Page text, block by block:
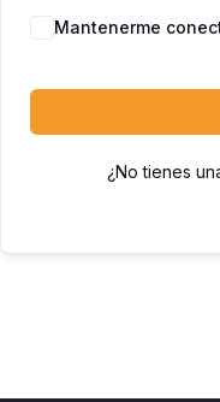
Mantenerme
¿No tienes